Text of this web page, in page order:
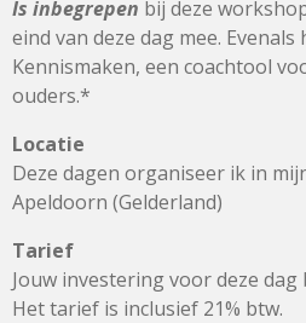
Is inbegrepen bij deze
eind van deze dag mee.
Kennismaken, een coachtool
ouders.*
Locatie
Deze dagen organiseer ik in
Apeldoorn (Gelderland)
Tarief
Jouw investering voor deze dag
Het tarief is inclusief 21% btw.